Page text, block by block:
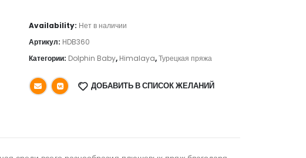
Availability: Нет в наличии
Артикул: HDB360
Категории: Dolphin Baby, Himalaya,Турецкая пряжа
ДОБАВИТЬ В СПИСОК ЖЕЛАНИЙ